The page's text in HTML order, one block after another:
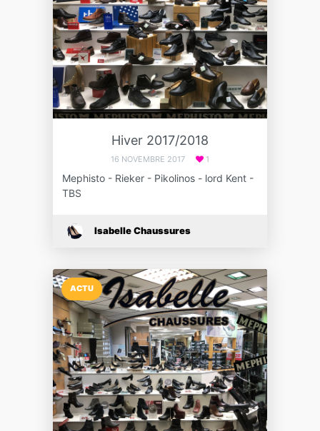
Hiver 2017/2018
16 NOVEMBRE 2017 1
Mephisto - Rieker - Pikolinos - lord Kent -
TBS
Isabelle Chaussures
ACTU